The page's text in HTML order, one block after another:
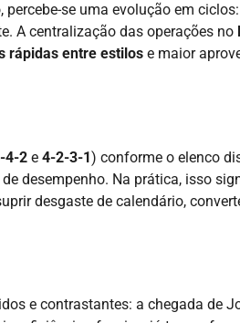
se uma evolução em
A centralização das operações no
rápidas entre estilos e maior
4-2 e 4-2-3-1) conforme o elenco
desempenho. Na prática, isso
desgaste de calendário,
e contrastantes: a chegada de